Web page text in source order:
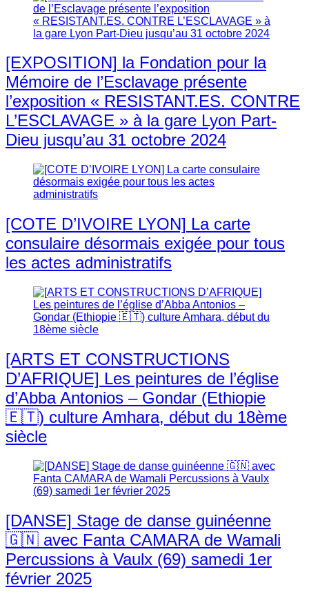
[EXPOSITION] la Fondation pour la
Mémoire de l’Esclavage présente
l’exposition « RESISTANT.ES. CONTRE
L’ESCLAVAGE » à la gare Lyon Part-
Dieu jusqu’au 31 octobre 2024
[COTE D’IVOIRE LYON] La carte
consulaire désormais exigée pour tous
les actes administratifs
[ARTS ET CONSTRUCTIONS
D’AFRIQUE] Les peintures de l’église
d’Abba Antonios – Gondar (Ethiopie
🇪🇹) culture Amhara, début du 18ème
siècle
[DANSE] Stage de danse guinéenne
🇬🇳 avec Fanta CAMARA de Wamali
Percussions à Vaulx (69) samedi 1er
février 2025